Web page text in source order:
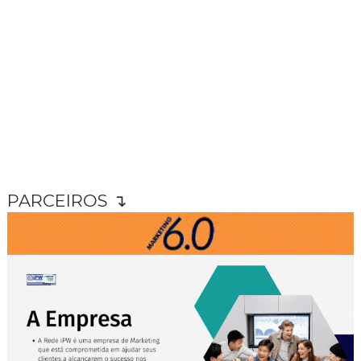
PARCEIROS ↴